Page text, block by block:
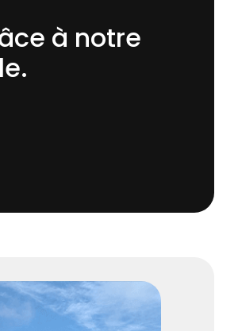
à notre